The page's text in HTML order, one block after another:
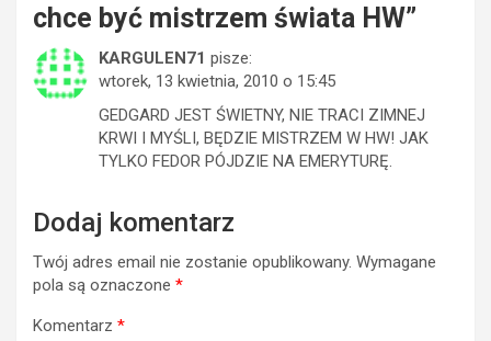
chce być mistrzem świata HW”
KARGULEN71 pisze:
wtorek, 13 kwietnia, 2010 o 15:45
GEDGARD JEST ŚWIETNY, NIE TRACI ZIMNEJ
KRWI I MYŚLI, BĘDZIE MISTRZEM W HW! JAK
TYLKO FEDOR PÓJDZIE NA EMERYTURĘ.
Dodaj komentarz
Twój adres email nie zostanie opublikowany. Wymagane
pola są oznaczone *
Komentarz *